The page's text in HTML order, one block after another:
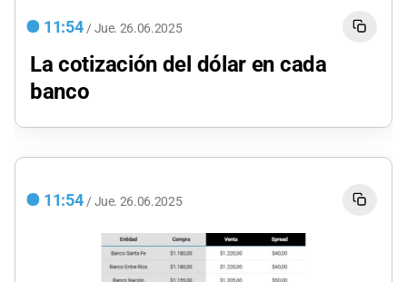
11:54 / Jue. 26.06.2025
La cotización del dólar en cada
banco
11:54 / Jue. 26.06.2025